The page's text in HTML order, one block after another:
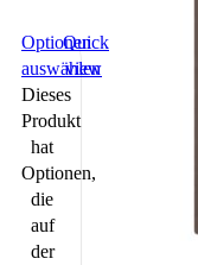
Optionen
auswählen
Dieses
Produkt
hat
Optionen,
die
auf
der
Quick
view